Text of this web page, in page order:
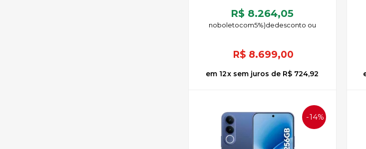
R$ 8.264,05
de
5%)
noboleto
R$ 8.699,00
12x de R$ 724,92
sem juros
14%